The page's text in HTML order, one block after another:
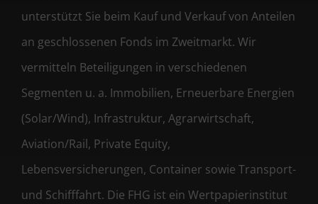
unterstützt Sie beim Kauf und Verkauf von Anteilen
an geschlossenen Fonds im Zweitmarkt. Wir
vermitteln Beteiligungen in verschiedenen
Segmenten u. a. Immobilien, Erneuerbare Energien
(Solar/Wind), Infrastruktur, Agrarwirtschaft,
Aviation/Rail, Private Equity,
Lebensversicherungen, Container sowie Transport-
und Schifffahrt. Die FHG ist ein Wertpapierinstitut